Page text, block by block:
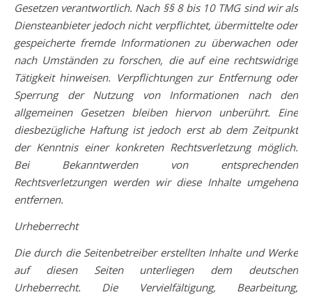
Gesetzen verantwortlich. Nach §§ 8 bis 10 TMG sind wir als
Diensteanbieter jedoch nicht verpflichtet, übermittelte oder
gespeicherte fremde Informationen zu überwachen oder
nach Umständen zu forschen, die auf eine rechtswidrige
Tätigkeit hinweisen. Verpflichtungen zur Entfernung oder
Sperrung der Nutzung von Informationen nach den
allgemeinen Gesetzen bleiben hiervon unberührt. Eine
diesbezügliche Haftung ist jedoch erst ab dem Zeitpunkt
der Kenntnis einer konkreten Rechtsverletzung möglich.
Bei Bekanntwerden von entsprechenden
Rechtsverletzungen werden wir diese Inhalte umgehend
entfernen.
Urheberrecht
Die durch die Seitenbetreiber erstellten Inhalte und Werke
auf diesen Seiten unterliegen dem deutschen
Urheberrecht. Die Vervielfältigung, Bearbeitung,